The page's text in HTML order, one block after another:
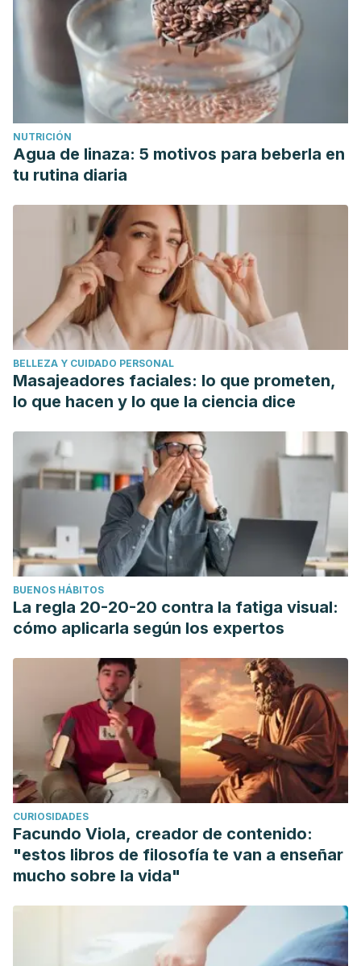
NUTRICIÓN
Agua de linaza: 5 motivos para beberla en
tu rutina diaria
BELLEZA Y CUIDADO PERSONAL
Masajeadores faciales: lo que prometen,
lo que hacen y lo que la ciencia dice
BUENOS HÁBITOS
La regla 20-20-20 contra la fatiga visual:
cómo aplicarla según los expertos
CURIOSIDADES
Facundo Viola, creador de contenido:
"estos libros de filosofía te van a enseñar
mucho sobre la vida"